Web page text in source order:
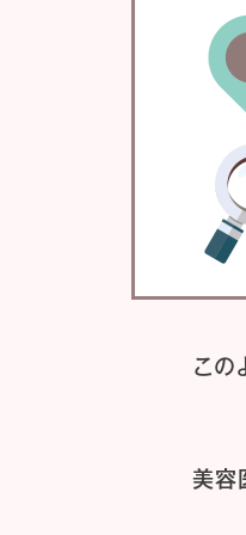
この
美容